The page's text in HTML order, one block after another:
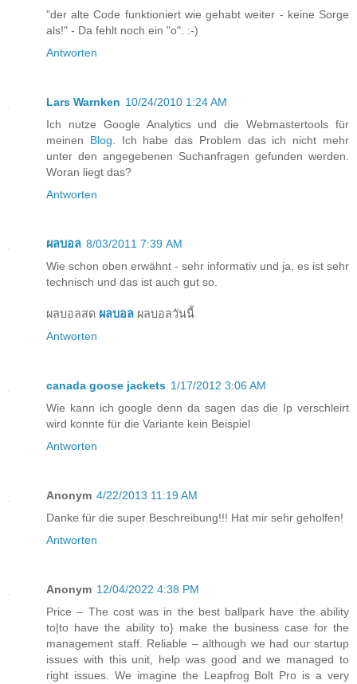
"der alte Code funktioniert wie gehabt weiter - keine Sorge
als!" - Da fehlt noch ein "o". :-)
Antworten
Lars Warnken 10/24/2010 1:24 AM
Ich nutze Google Analytics und die Webmastertools für
meinen Blog. Ich habe das Problem das ich nicht mehr
unter den angegebenen Suchanfragen gefunden werden.
Woran liegt das?
Antworten
ผลบอล 8/03/2011 7:39 AM
Wie schon oben erwähnt - sehr informativ und ja, es ist sehr
technisch und das ist auch gut so.
ผลบอลสด ผลบอล ผลบอลวันนี้
Antworten
canada goose jackets 1/17/2012 3:06 AM
Wie kann ich google denn da sagen das die Ip verschleirt
wird konnte für die Variante kein Beispiel
Antworten
Anonym 4/22/2013 11:19 AM
Danke für die super Beschreibung!!! Hat mir sehr geholfen!
Antworten
Anonym 12/04/2022 4:38 PM
Price – The cost was in the best ballpark have the ability
to|to have the ability to} make the business case for the
management staff. Reliable – although we had our startup
issues with this unit, help was good and we managed to
right issues. We imagine the Leapfrog Bolt Pro is a very